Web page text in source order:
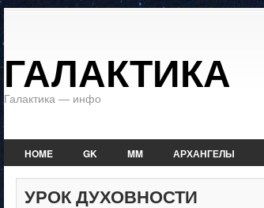
ГАЛАКТИКА
Галактика — инфо
HOME GK MM АРХАНГЕЛЫ
УРОК ДУХОВНОСТИ